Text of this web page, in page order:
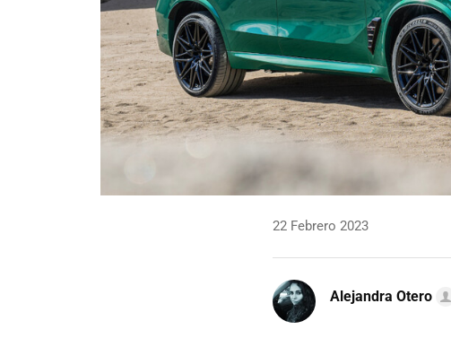
22 Febrero 2023
Alejandra Otero